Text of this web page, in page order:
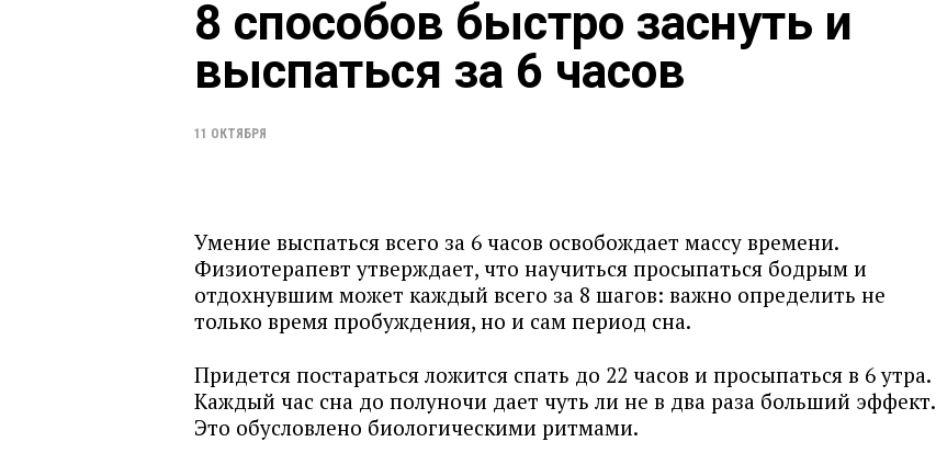
8 способов быстро заснуть и
выспаться за 6 часов
11 ОКТЯБРЯ
Умение выспаться всего за 6 часов освобождает массу времени.
Физиотерапевт утверждает, что научиться просыпаться бодрым и
отдохнувшим может каждый всего за 8 шагов: важно определить не
только время пробуждения, но и сам период сна.
Придется постараться ложится спать до 22 часов и просыпаться в 6 утра.
Каждый час сна до полуночи дает чуть ли не в два раза больший эффект.
Это обусловлено биологическими ритмами.